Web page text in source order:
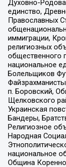
Духовно-
единство,
Православных
иммиграции,
религиозных
общественного
национальное
Болельщиков
п. Боровский,
Щелковского
Украинская
Бандеры,
Религиозное
Народная
национальное
Община